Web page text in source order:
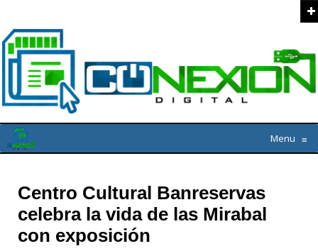
Menu ≡
Centro Cultural Banreservas
celebra la vida de las Mirabal
con exposición